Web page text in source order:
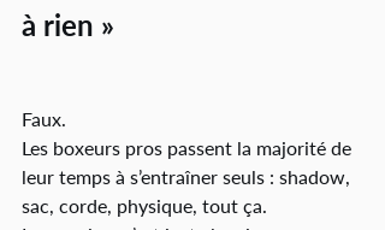
à rien »
Faux.
Les boxeurs pros passent la majorité de
leur temps à s’entraîner seuls : shadow,
sac, corde, physique, tout ça.